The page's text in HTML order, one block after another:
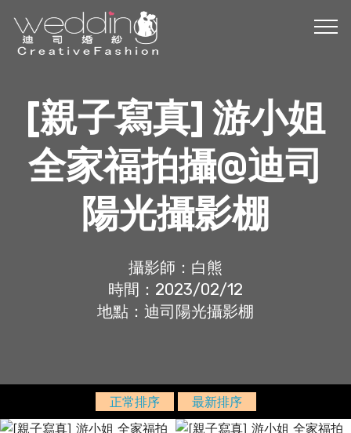
[親子寫真] 游小姐
全家福拍攝@迪司
陽光攝影棚
攝影師：白熊
時間：2023/02/12
地點：迪司陽光攝影棚
正常排序 最新排序